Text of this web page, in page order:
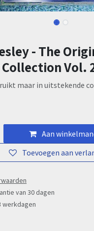
- The
Vol.
maar in uitstekende
Aan
Toevoegen aan
van 30 dagen
werkdagen